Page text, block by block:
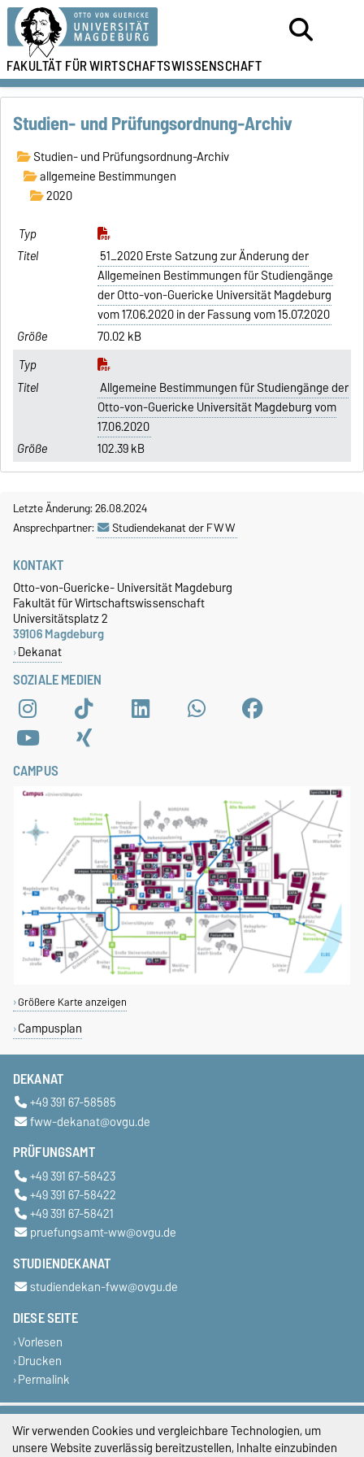
FAKULTÄT FÜRWIRTSCHAFTSWISSENSCHAFT
Studien- und Prüfungsordnung-Archiv
Studien- und Prüfungsordnung-Archiv
allgemeine Bestimmungen
2020
51_2020 Erste Satzung zur Änderung der
Allgemeinen Bestimmungen für Studiengänge
der Otto-von-Guericke Universität Magdeburg
vom 17.06.2020 in der Fassung vom 15.07.2020
70.02 kB
Allgemeine Bestimmungen für Studiengänge der
Otto-von-Guericke Universität Magdeburg vom
17.06.2020
102.39 kB
Letzte Änderung: 26.08.2024
Ansprechpartner:
Studiendekanat der FWW
SOZIALE MEDIEN
KONTAKT
Otto-von-Guericke- Universität Magdeburg
Fakultät für Wirtschaftswissenschaft
Universitätsplatz 2
39106 Magdeburg
Dekanat
CAMPUS
Größere Karte anzeigen
Campusplan
DEKANAT
+49 391 67-58585
fww-dekanat@ovgu.de
PRÜFUNGSAMT
+49 391 67-58423
+49 391 67-58422
+49 391 67-58421
pruefungsamt-ww@ovgu.de
STUDIENDEKANAT
studiendekan-fww@ovgu.de
DIESE SEITE
Vorlesen
Drucken
Permalink
Impressum
Datenschutz
Wir verwenden Cookies und vergleichbare Technologien, um
unsere Website zuverlässig bereitzustellen, Inhalte einzubinden